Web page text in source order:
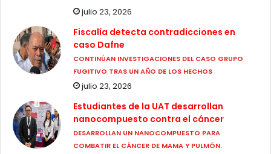
julio 23, 2026
Fiscalía detecta contradicciones en
caso Dafne
CONTINÚAN INVESTIGACIONES DEL CASO GRUPO
FUGITIVO TRAS UN AÑO DE LOS HECHOS
julio 23, 2026
Estudiantes de la UAT desarrollan
nanocompuesto contra el cáncer
DESARROLLAN UN NANOCOMPUESTO PARA
COMBATIR EL CÁNCER DE MAMA Y PULMÓN.